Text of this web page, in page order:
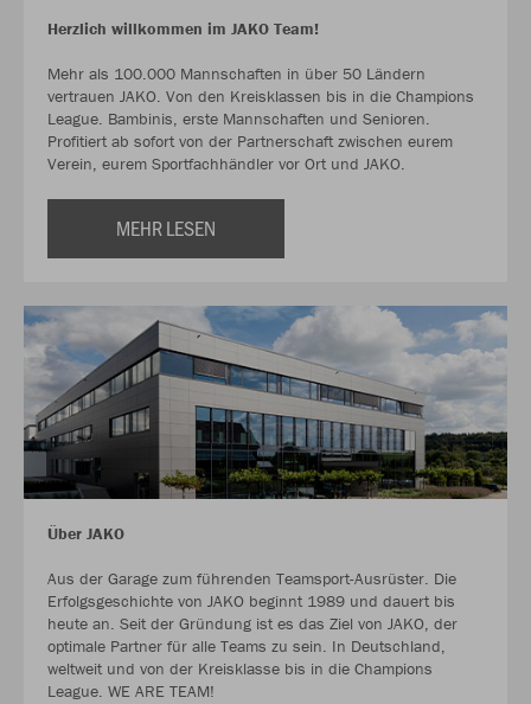
Herzlich willkommen im JAKO Team!
Mehr als 100.000 Mannschaften in über 50 Ländern
vertrauen JAKO. Von den Kreisklassen bis in die Champions
League. Bambinis, erste Mannschaften und Senioren.
Profitiert ab sofort von der Partnerschaft zwischen eurem
Verein, eurem Sportfachhändler vor Ort und JAKO.
MEHR LESEN
Über JAKO
Aus der Garage zum führenden Teamsport-Ausrüster. Die
Erfolgsgeschichte von JAKO beginnt 1989 und dauert bis
heute an. Seit der Gründung ist es das Ziel von JAKO, der
optimale Partner für alle Teams zu sein. In Deutschland,
weltweit und von der Kreisklasse bis in die Champions
League. WE ARE TEAM!